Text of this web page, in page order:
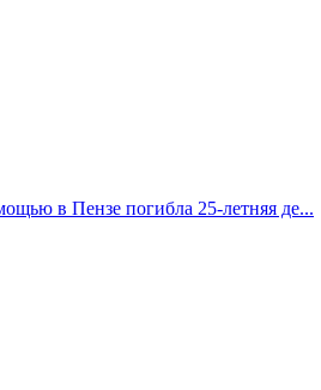
в Пензе погибла 25-летняя де...